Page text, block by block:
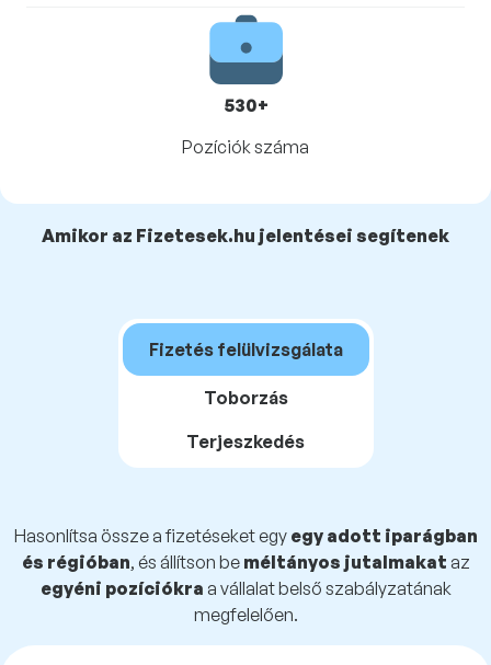
530+
Pozíciók száma
Amikor az Fizetesek.hu jelentései segítenek
Fizetés felülvizsgálata
Toborzás
Terjeszkedés
Hasonlítsa össze a fizetéseket egy egy adott iparágban
és régióban, és állítson be méltányos jutalmakat az
egyéni pozíciókra a vállalat belső szabályzatának
megfelelően.